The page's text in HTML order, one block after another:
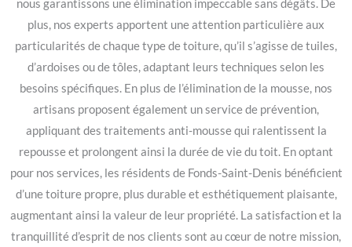
nous garantissons une élimination impeccable sans dégâts. De
plus, nos experts apportent une attention particulière aux
particularités de chaque type de toiture, qu’il s’agisse de tuiles,
d’ardoises ou de tôles, adaptant leurs techniques selon les
besoins spécifiques. En plus de l’élimination de la mousse, nos
artisans proposent également un service de prévention,
appliquant des traitements anti-mousse qui ralentissent la
repousse et prolongent ainsi la durée de vie du toit. En optant
pour nos services, les résidents de Fonds-Saint-Denis bénéficient
d’une toiture propre, plus durable et esthétiquement plaisante,
augmentant ainsi la valeur de leur propriété. La satisfaction et la
tranquillité d’esprit de nos clients sont au cœur de notre mission,